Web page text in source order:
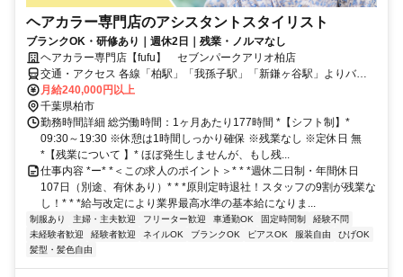
ヘアカラー専門店のアシスタントスタイリスト
ブランクOK・研修あり｜週休2日｜残業・ノルマなし
ヘアカラー専門店【fufu】 セブンパークアリオ柏店
交通・アクセス 各線「柏駅」「我孫子駅」「新鎌ヶ谷駅」よりバス
で約25分
月給240,000円以上
千葉県柏市
勤務時間詳細 総労働時間：1ヶ月あたり177時間 *【シフト制】*
09:30～19:30 ※休憩は1時間しっかり確保 ※残業なし ※定休日 無
*【残業について 】* ほぼ発生しませんが、もし残...
仕事内容 *ー* *＜この求人のポイント＞* * *週休二日制・年間休日
107日（別途、有休あり）* * *原則定時退社！スタッフの9割が残業な
し！* * *給与改定により業界最高水準の基本給になりま...
制服あり 主婦・主夫歓迎 フリーター歓迎 車通勤OK 固定時間制
経験不問
未経験者歓迎
経験者歓迎 ネイルOK ブランクOK ピアスOK 服装自由
ひげOK
髪型・髪色自由